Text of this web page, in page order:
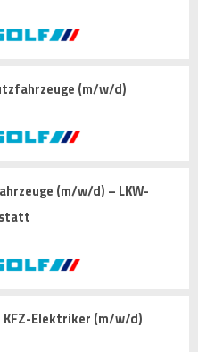
(m/w/d)
(m/w/d) – LKW-
Elektriker (m/w/d)